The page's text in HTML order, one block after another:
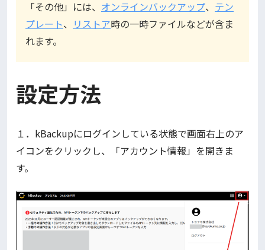
「その他」には、 オンラインバックアップ、 テン
プレート、 リストア時の一時ファイルなどが含ま
れます。
設定方法
１．kBackupにログインしている状態で画面右上のア
イコンをクリックし、「アカウント情報」を開きま
す。